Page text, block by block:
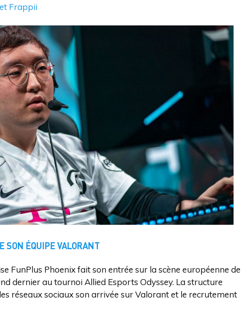
Frappii
SON ÉQUIPE VALORANT
FunPlus Phoenix fait son entrée sur la scène européenne de
dernier au tournoi Allied Esports Odyssey. La structure
réseaux sociaux son arrivée sur Valorant et le recrutement